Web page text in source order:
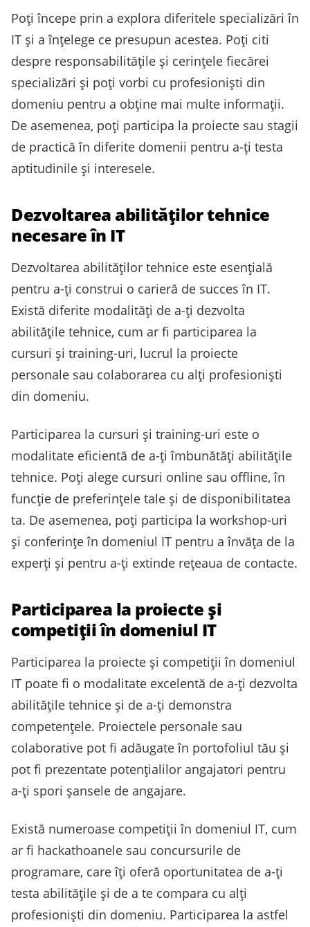
Poți începe prin a explora diferitele specializări în
IT și a înțelege ce presupun acestea. Poți citi
despre responsabilitățile și cerințele fiecărei
specializări și poți vorbi cu profesioniști din
domeniu pentru a obține mai multe informații.
De asemenea, poți participa la proiecte sau stagii
de practică în diferite domenii pentru a-ți testa
aptitudinile și interesele.
Dezvoltarea abilităților tehnice
necesare în IT
Dezvoltarea abilităților tehnice este esențială
pentru a-ți construi o carieră de succes în IT.
Există diferite modalități de a-ți dezvolta
abilitățile tehnice, cum ar fi participarea la
cursuri și training-uri, lucrul la proiecte
personale sau colaborarea cu alți profesioniști
din domeniu.
Participarea la cursuri și training-uri este o
modalitate eficientă de a-ți îmbunătăți abilitățile
tehnice. Poți alege cursuri online sau offline, în
funcție de preferințele tale și de disponibilitatea
ta. De asemenea, poți participa la workshop-uri
și conferințe în domeniul IT pentru a învăța de la
experți și pentru a-ți extinde rețeaua de contacte.
Participarea la proiecte și
competiții în domeniul IT
Participarea la proiecte și competiții în domeniul
IT poate fi o modalitate excelentă de a-ți dezvolta
abilitățile tehnice și de a-ți demonstra
competențele. Proiectele personale sau
colaborative pot fi adăugate în portofoliul tău și
pot fi prezentate potențialilor angajatori pentru
a-ți spori șansele de angajare.
Există numeroase competiții în domeniul IT, cum
ar fi hackathoanele sau concursurile de
programare, care îți oferă oportunitatea de a-ți
testa abilitățile și de a te compara cu alți
profesioniști din domeniu. Participarea la astfel